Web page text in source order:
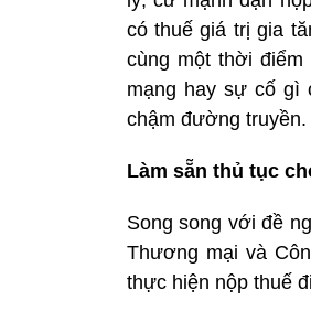
có thuế giá trị gia
cùng một thời
mạng hay sự cố gì
chậm đường truyền.
Làm sẵn thủ tục
Song song với đề
Thương mại và
thực hiện nộp thuế